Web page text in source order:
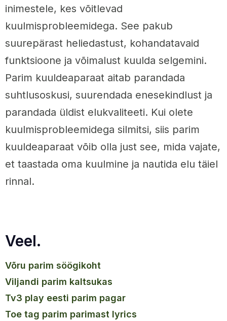
inimestele, kes võitlevad
kuulmisprobleemidega. See pakub
suurepärast heliedastust, kohandatavaid
funktsioone ja võimalust kuulda selgemini.
Parim kuuldeaparaat aitab parandada
suhtlusoskusi, suurendada enesekindlust ja
parandada üldist elukvaliteeti. Kui olete
kuulmisprobleemidega silmitsi, siis parim
kuuldeaparaat võib olla just see, mida vajate,
et taastada oma kuulmine ja nautida elu täiel
rinnal.
Veel.
võru parim söögikoht
viljandi parim kaltsukas
tv3 play eesti parim pagar
toe tag parim parimast lyrics